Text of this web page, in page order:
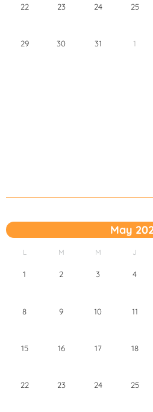
22 23 24 25
29 30 31 1
May
L M M J
1 2 3 4
8 9 10 11
15 16 17 18
22 23 24 25